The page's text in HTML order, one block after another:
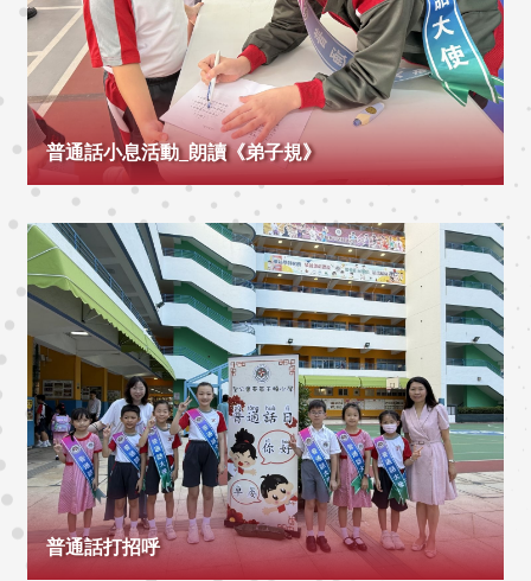
普通話小息活動_朗讀《弟子規》
普通話打招呼